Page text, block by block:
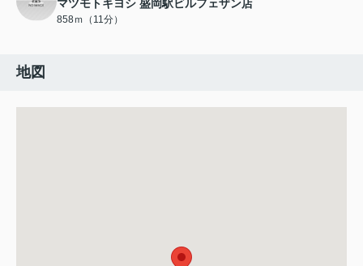
マツモトキヨシ 盛岡駅ビルフェザン店
858ｍ（11分）
地図